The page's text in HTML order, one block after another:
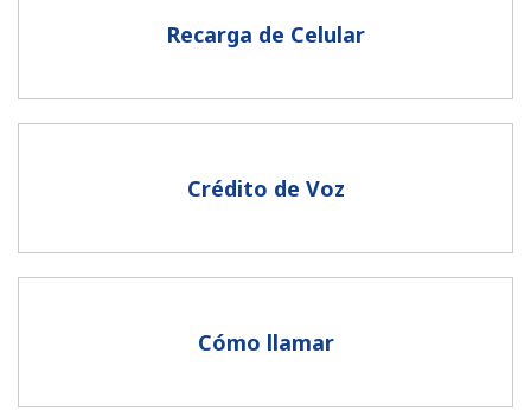
Un caracter especial
Recarga de Celular
Crédito de Voz
Cómo llamar